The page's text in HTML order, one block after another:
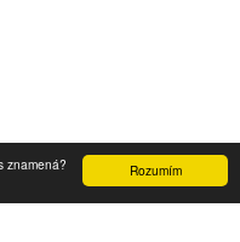
Rozumím
znamená?